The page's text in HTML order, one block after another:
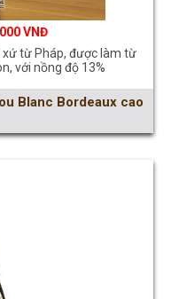
từ Pháp, được làm từ
với nồng độ 13%
Blanc Bordeaux cao